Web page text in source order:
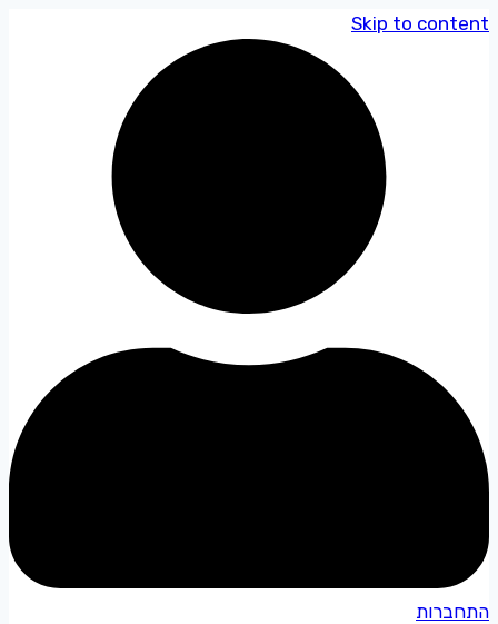
Skip to content
התחברות